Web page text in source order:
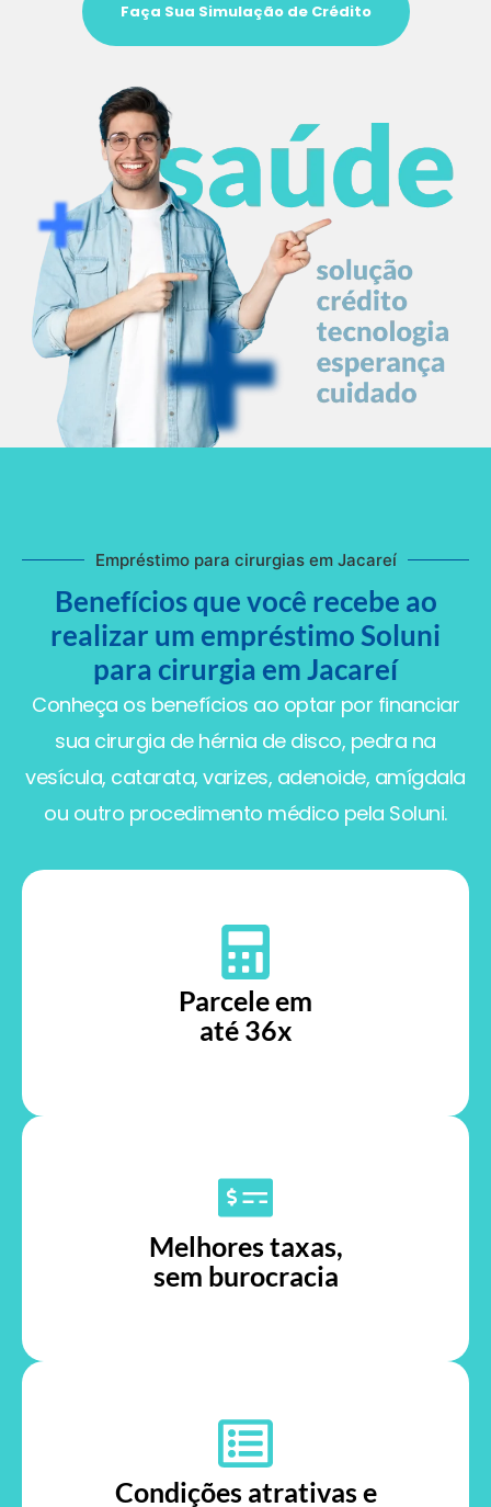
Faça Sua Simulação de Crédito
Empréstimo para cirurgias em Jacareí
Benefícios que você recebe ao
realizar um empréstimo Soluni
para cirurgia em Jacareí
Conheça os benefícios ao optar por financiar
sua cirurgia de hérnia de disco, pedra na
vesícula, catarata, varizes, adenoide, amígdala
ou outro procedimento médico pela Soluni.
Parcele em
até 36x
Melhores taxas,
sem burocracia
Condições atrativas e